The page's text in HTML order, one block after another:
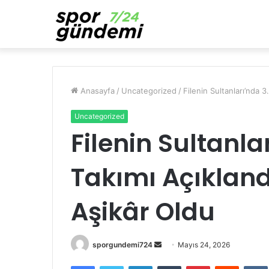
Anasayfa / Uncategorized / Filenin Sultanları’nda
Uncategorized
Filenin
Takımı
Aşikâr Oldu
sporgundemi724
Bir
Mayıs 24, 2026
FacebookTwitter LinkedInTumblr PinterestReddit